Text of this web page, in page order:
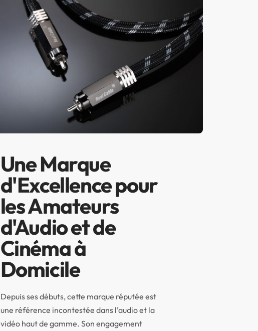
Une Marque
d'Excellence pour
les Amateurs
d'Audio et de
Cinéma à
Domicile
Depuis ses débuts, cette marque réputée est
une référence incontestée dans l’audio et la
vidéo haut de gamme. Son engagement